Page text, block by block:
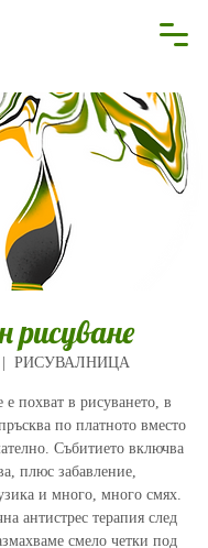
рисуване
РИСУВАЛНИЦА
похват в рисуването, в
по платното вместо
Събитието включва
плюс забавление,
и много, много смях.
антистрес терапия след
смело четки под